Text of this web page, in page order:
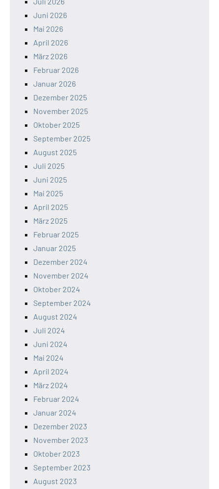
Juni 2026
Mai 2026
April 2026
März 2026
Februar 2026
Januar 2026
Dezember 2025
November 2025
Oktober 2025
September 2025
August 2025
Juli 2025
Juni 2025
Mai 2025
April 2025
März 2025
Februar 2025
Januar 2025
Dezember 2024
November 2024
Oktober 2024
September 2024
August 2024
Juli 2024
Juni 2024
Mai 2024
April 2024
März 2024
Februar 2024
Januar 2024
Dezember 2023
November 2023
Oktober 2023
September 2023
August 2023